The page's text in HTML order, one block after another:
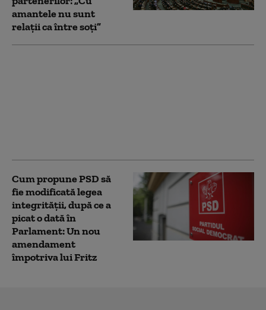
amantele nu sunt
relații ca între soți”
Cum propune PSD să
fie modificată legea
integrității, după ce a
picat o dată în
Parlament: Un nou
amendament
împotriva lui Fritz